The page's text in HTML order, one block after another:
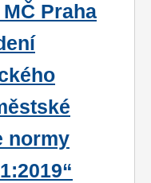
Praha
normy